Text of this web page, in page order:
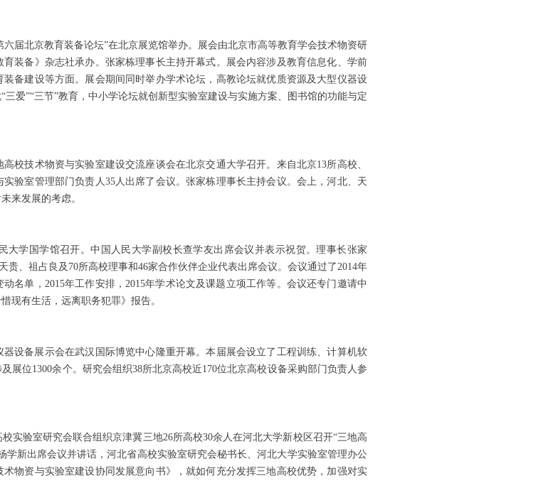
北京教育装备论坛”在北京展览馆举办。展会由北京市高等教育学会技术物资研
装备》杂志社承办。张家栋理事长主持开幕式。展会内容涉及教育信息化、学前
备建设等方面。展会期间同时举办学术论坛，高教论坛就优质资源及大型仪器设
爱”“三节”教育，中小学论坛就创新型实验室建设与实施方案、图书馆的功能与定
技术物资与实验室建设交流座谈会在北京交通大学召开。来自北京13所高校、
验室管理部门负责人35人出席了会议。张家栋理事长主持会议。会上，河北、天
来发展的考虑。
学国学馆召开。中国人民大学副校长查学友出席会议并表示祝贺。理事长张家
、祖占良及70所高校理事和46家合作伙伴企业代表出席会议。会议通过了2014年
名单，2015年工作安排，2015年学术论文及课题立项工作等。会议还专门邀请中
现有生活，远离职务犯罪》报告。
备展示会在武汉国际博览中心隆重开幕。本届展会设立了工程训练、计算机软
展位1300余个。研究会组织38所北京高校近170位北京高校设备采购部门负责人参
验室研究会联合组织京津冀三地26所高校30余人在河北大学新校区召开“三地高
学新出席会议并讲话，河北省高校实验室研究会秘书长、河北大学实验室管理办公
物资与实验室建设协同发展意向书》，就如何充分发挥三地高校优势，加强对实